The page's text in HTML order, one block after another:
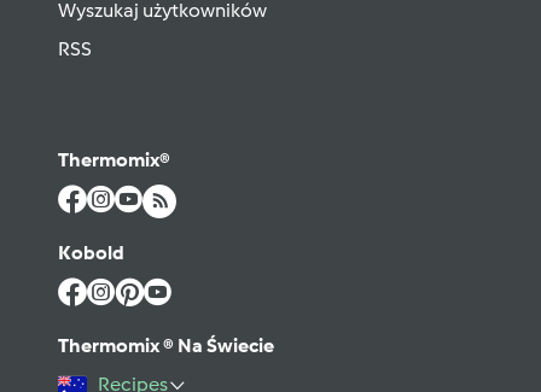
Wyszukaj użytkowników
RSS
Thermomix®
Kobold
Thermomix ® Na Świecie
Recipes